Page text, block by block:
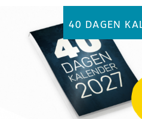
40 DAGEN